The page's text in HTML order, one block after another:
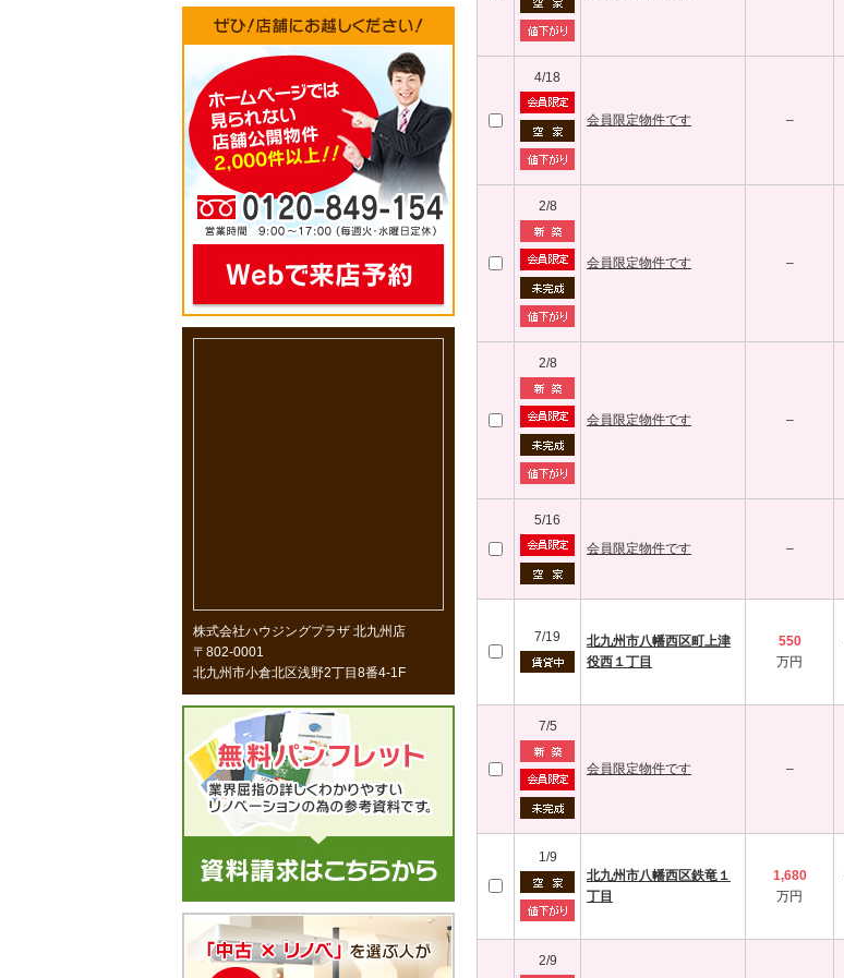
4/18
会員限定物件です –
2/8
会員限定物件です –
2/8
会員限定物件です –
5/16
会員限定物件です
–
7/19
北九州市八幡西区町上津
役西１丁目
550
万円
7/5
会員限定物件です –
1/9
北九州市八幡西区鉄竜１
丁目
1,680
万円
2/9
株式会社ハウジングプラザ 北九州店
〒802-0001
北九州市小倉北区浅野2丁目8番4-1F